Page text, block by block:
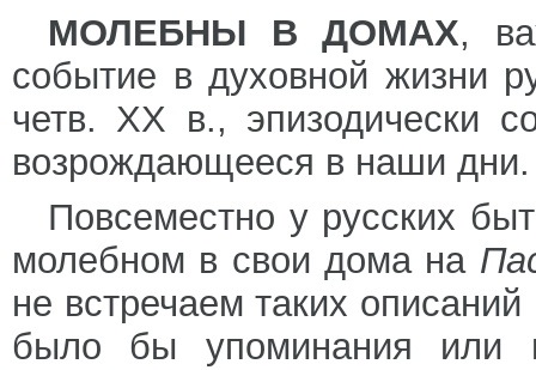
МОЛЕБНЫ В ДОМАХ,
событие в духовной жизни
четв. XX в., эпизодически
возрождающееся в наши дни.
Повсеместно у русских
молебном в свои дома на
не встречаем таких
было бы упоминания или